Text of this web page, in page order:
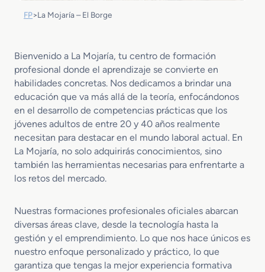
FP>La Mojaría – El Borge
Bienvenido a La Mojaría, tu centro de formación
profesional donde el aprendizaje se convierte en
habilidades concretas. Nos dedicamos a brindar una
educación que va más allá de la teoría, enfocándonos
en el desarrollo de competencias prácticas que los
jóvenes adultos de entre 20 y 40 años realmente
necesitan para destacar en el mundo laboral actual. En
La Mojaría, no solo adquirirás conocimientos, sino
también las herramientas necesarias para enfrentarte a
los retos del mercado.
Nuestras formaciones profesionales oficiales abarcan
diversas áreas clave, desde la tecnología hasta la
gestión y el emprendimiento. Lo que nos hace únicos es
nuestro enfoque personalizado y práctico, lo que
garantiza que tengas la mejor experiencia formativa